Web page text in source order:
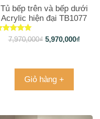
Tủ bếp trên và bếp dưới
Acrylic hiện đại TB1077
Được xếp
hạng
7,970,000₫ 5,970,000₫
Giỏ hàng +